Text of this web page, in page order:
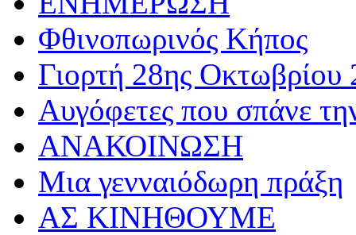
Φθινοπωρινός Κήπος
Γιορτή 28ης Οκτωβρίου
Αυγόφετες που σπάνε
ΑΝΑΚΟΙΝΩΣΗ
Μια γενναιόδωρη πράξη
ΑΣ ΚΙΝΗΘΟΥΜΕ